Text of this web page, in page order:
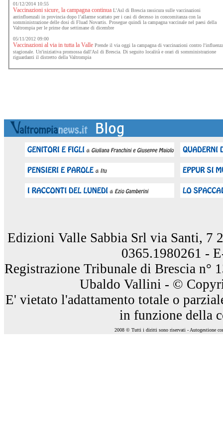
01/12/2014 10:55
Vaccinazioni sicure, la campagna continua L’Asl di Brescia rassicura sulle vaccinazioni
antinfluenzali in provincia dopo l’allarme scattato per i casi di decesso in concomitanza con la
somministrazione delle dosi di Fluad Novartis. Prosegue quindi la campagna vaccinale nel paesi della
Valtrompia per le prime due settimane di dicembre
05/11/2012 09:00
Vaccinazioni al via in tutta la Valle Prende il via oggi la campagna di vaccinazioni contro
stagionale. Un'iniziativa promossa dall'Asl di Brescia. Di seguito località e orari di somministrazione
riguardanti il distretto della Valtrompia
Edizioni Valle Sabbia Srl via Santi, 7
0365.1980261 -
Registrazione Tribunale di Brescia n°
Ubaldo Vallini - ©
E' vietato l'adattamento totale o
in funzione della
2008 © Tutti i diritti sono riservati - Autogestione